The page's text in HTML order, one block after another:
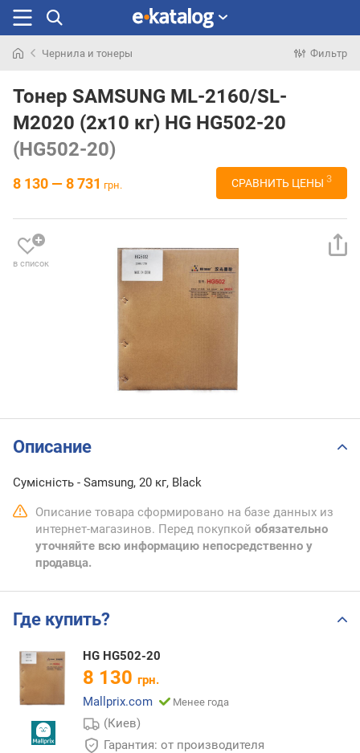
раньше
Чернила и тонеры Фильтр
Тонер SAMSUNG ML-2160/SL-
M2020 (2x10 кг) HG HG502-20
(HG502-20)
8 130 — 8 731 грн. СРАВНИТЬ ЦЕНЫ 3
в список
Описание
Сумісність - Samsung, 20 кг, Black
Описание товара сформировано на базе данных из
интернет-магазинов. Перед покупкой обязательно
уточняйте всю информацию непосредственно у
продавца.
Где купить?
HG HG502-20
8 130 грн.
Mallprix.com
Менее года
(Киев)
Гарантия: от производителя